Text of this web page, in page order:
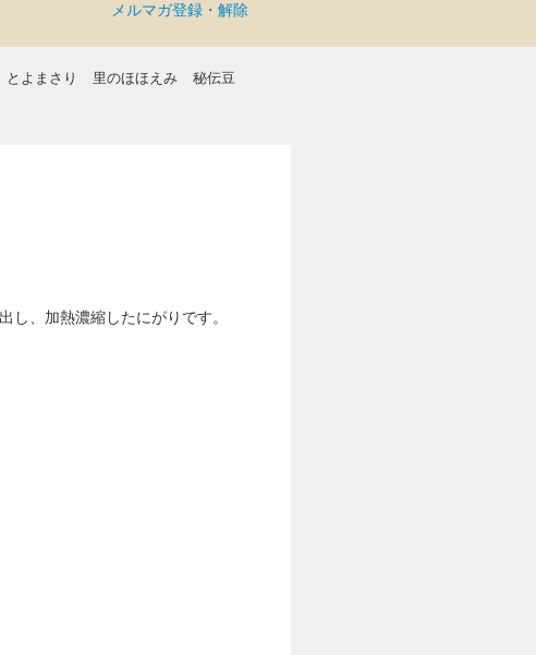
メルマガ登録・解除
とよまさり 里のほほえみ
秘伝豆
し、加熱濃縮したにがりです。